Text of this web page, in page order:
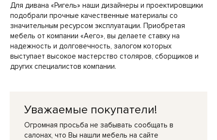
Для дивана «Ригель» наши дизайнеры и проектировщики
подобрали прочные качественные материалы со
значительным ресурсом эксплуатации. Приобретая
мебель от компании «Аего», вы делаете ставку на
надежность и долговечность, залогом которых
выступает высокое мастерство столяров, сборщиков и
других специалистов компании.
Уважаемые покупатели!
Огромная просьба не забывать сообщать в
салонах, что Вы нашли мебель на сайте